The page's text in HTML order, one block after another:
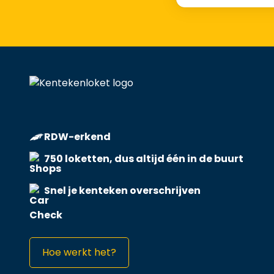
RDW-erkend
750 loketten, dus altijd één in de buurt
Snel je kenteken overschrijven
Hoe werkt het?